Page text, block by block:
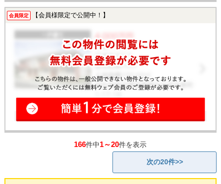
会員限定 【会員様限定で公開中！】
166件中1～20件を表示
次の20件>>